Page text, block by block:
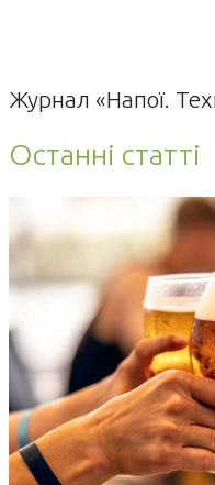
Журнал «Напої.
Останні статті